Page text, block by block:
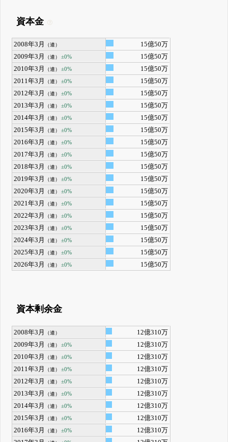
資本金
2008年3月 （連）
15億50万
2009年3月
（連） ±0%
15億50万
2010年3月
（連） ±0%
15億50万
2011年3月
（連） ±0%
15億50万
2012年3月
（連） ±0%
15億50万
2013年3月
（連） ±0%
15億50万
2014年3月
（連） ±0%
15億50万
2015年3月
（連） ±0%
15億50万
2016年3月
（連） ±0%
15億50万
2017年3月
（連） ±0%
15億50万
2018年3月
（連） ±0%
15億50万
2019年3月
（連） ±0%
15億50万
2020年3月
（連） ±0%
15億50万
2021年3月
（連） ±0%
15億50万
2022年3月
（連） ±0%
15億50万
2023年3月
（連） ±0%
15億50万
2024年3月
（連） ±0%
15億50万
2025年3月
（連） ±0%
15億50万
2026年3月
（連） ±0% 15億50万
資本剰余金
2008年3月 （連）
12億310万
2009年3月
（連） ±0%
12億310万
2010年3月
（連） ±0%
12億310万
2011年3月
（連） ±0%
12億310万
2012年3月
（連） ±0%
12億310万
2013年3月
（連） ±0%
12億310万
2014年3月
（連） ±0%
12億310万
2015年3月
（連） ±0%
12億310万
2016年3月
（連） ±0%
12億310万